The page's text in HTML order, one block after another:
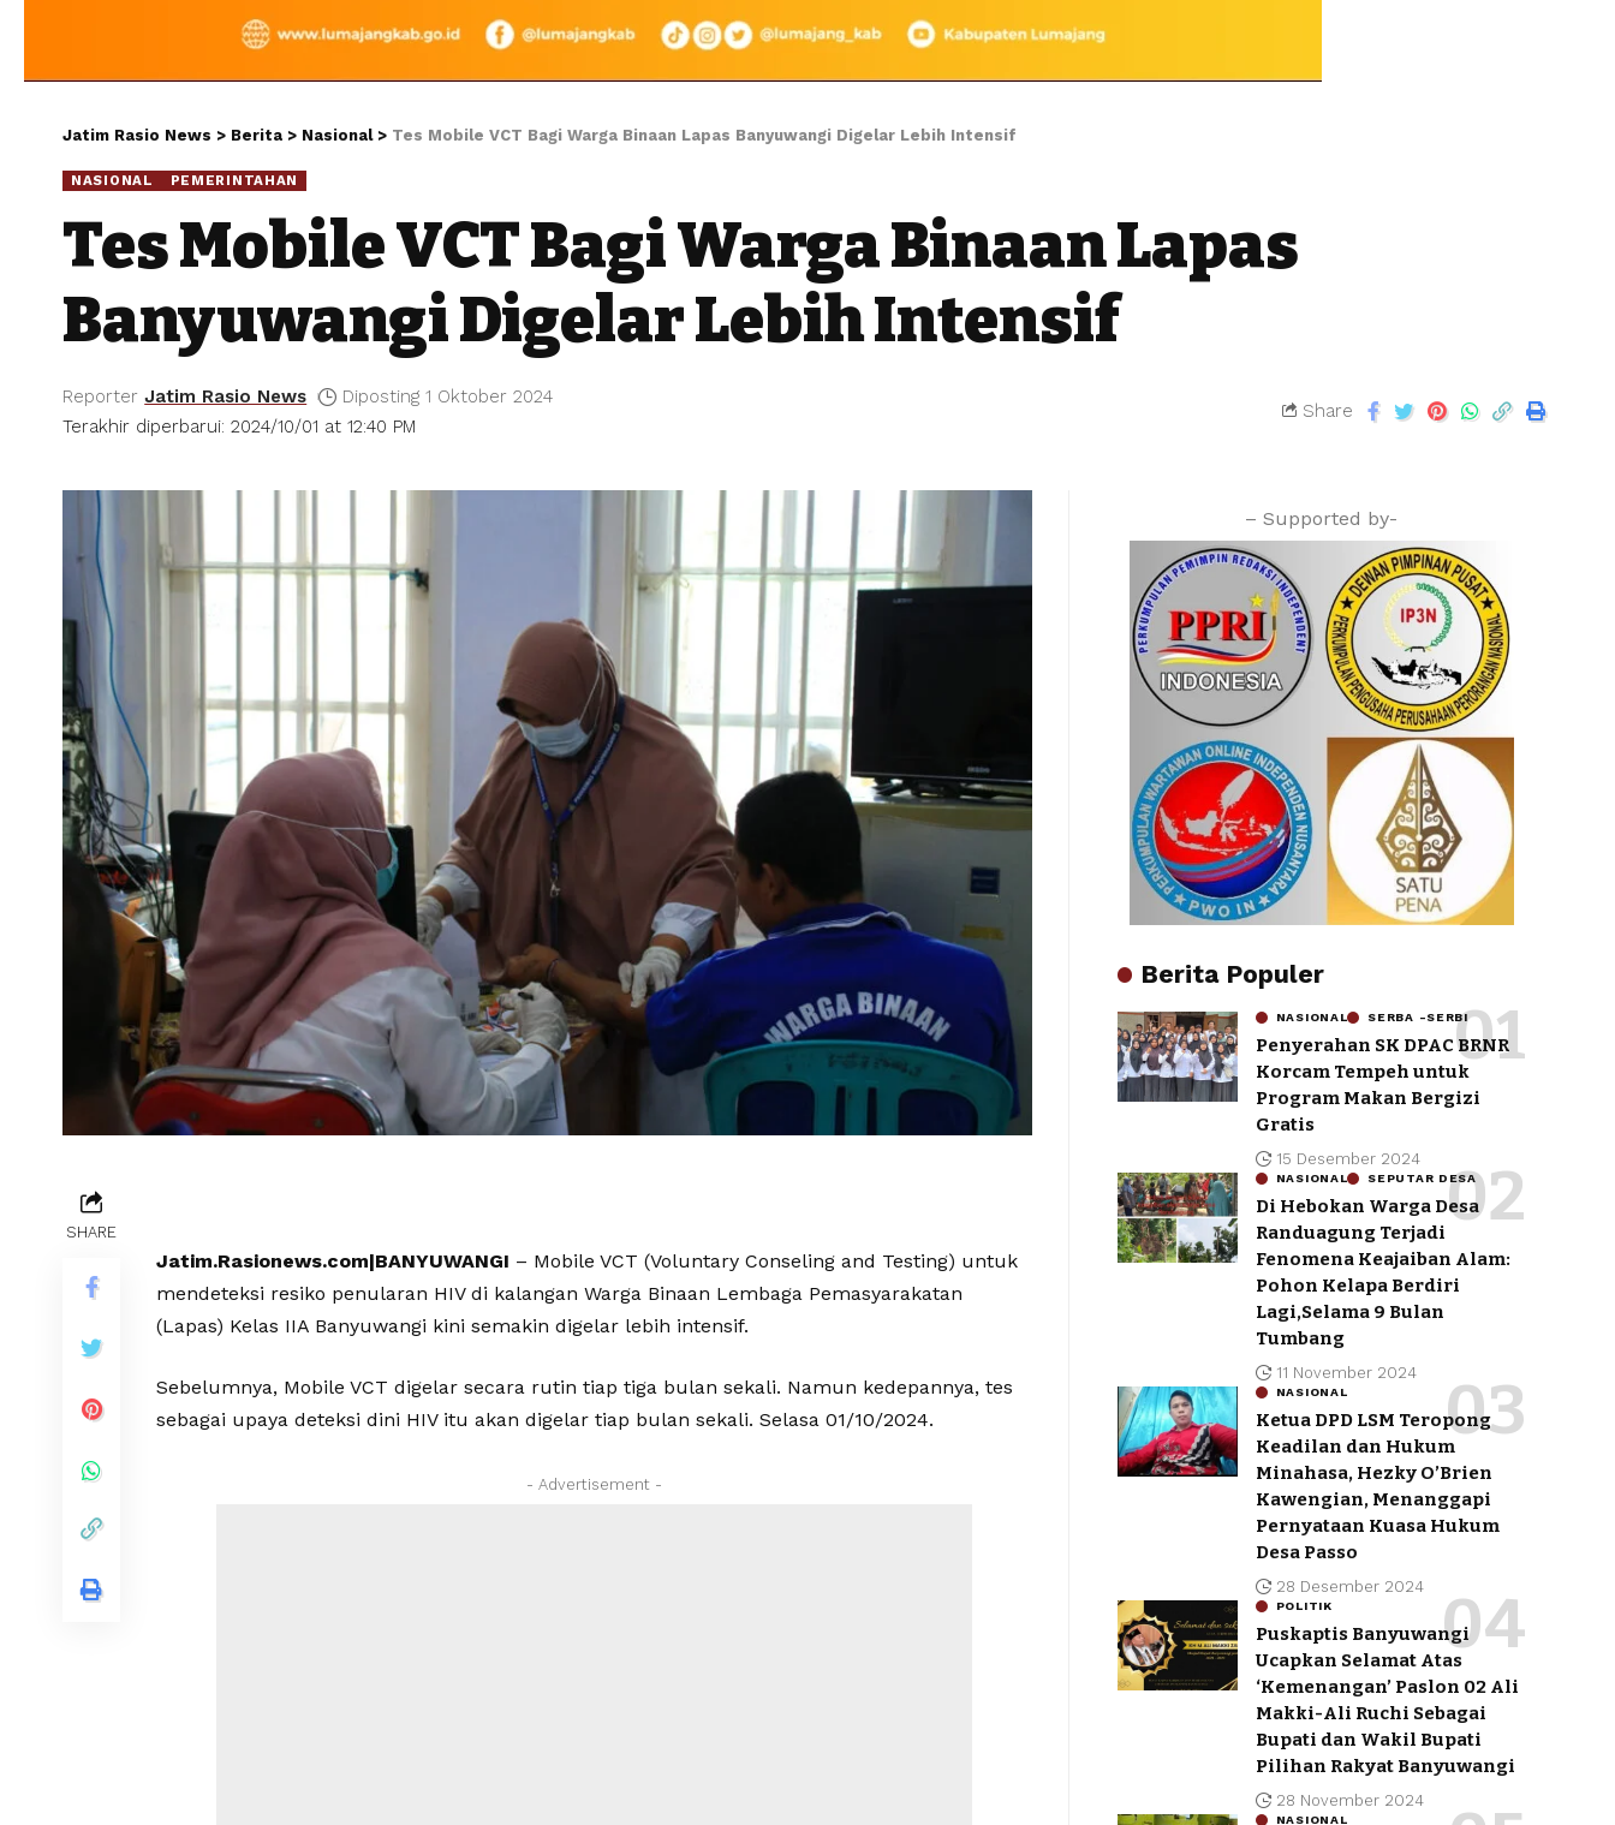
Jatim Rasio News > Berita > Nasional> Tes Mobile VCT Bagi Warga Binaan Lapas Banyuwangi Digelar Lebih Intensif
NASIONAL PEMERINTAHAN
Tes Mobile VCT Bagi Warga Binaan Lapas
Banyuwangi Digelar Lebih Intensif
Terakhir diperbarui: 2024/10/01 at 12:40 PM
Reporter Jatim Rasio News Diposting 1 Oktober 2024
Share
SHARE
Jatim.Rasionews.com|BANYUWANGI – Mobile VCT (Voluntary Conseling and Testing) untuk
mendeteksi resiko penularan HIV di kalangan Warga Binaan Lembaga Pemasyarakatan
(Lapas) Kelas IIA Banyuwangi kini semakin digelar lebih intensif.
Sebelumnya, Mobile VCT digelar secara rutin tiap tiga bulan sekali. Namun kedepannya, tes
sebagai upaya deteksi dini HIV itu akan digelar tiap bulan sekali. Selasa 01/10/2024.
- Advertisement -
– Supported by-
Berita Populer
NASIONAL SERBA -SERBI
Penyerahan SK DPAC BRNR
Korcam Tempeh untuk
Program Makan Bergizi
Gratis
15 Desember 2024
NASIONAL SEPUTAR DESA
Di Hebokan Warga Desa
Randuagung Terjadi
Fenomena Keajaiban Alam:
Pohon Kelapa Berdiri
Lagi,Selama 9 Bulan
Tumbang
11 November 2024
NASIONAL
Ketua DPD LSM Teropong
Keadilan dan Hukum
Minahasa, Hezky O’Brien
Kawengian, Menanggapi
Pernyataan Kuasa Hukum
Desa Passo
28 Desember 2024
POLITIK
Puskaptis Banyuwangi
Ucapkan Selamat Atas
‘Kemenangan’ Paslon 02 Ali
Makki-Ali Ruchi Sebagai
Bupati dan Wakil Bupati
Pilihan Rakyat Banyuwangi
28 November 2024
NASIONAL